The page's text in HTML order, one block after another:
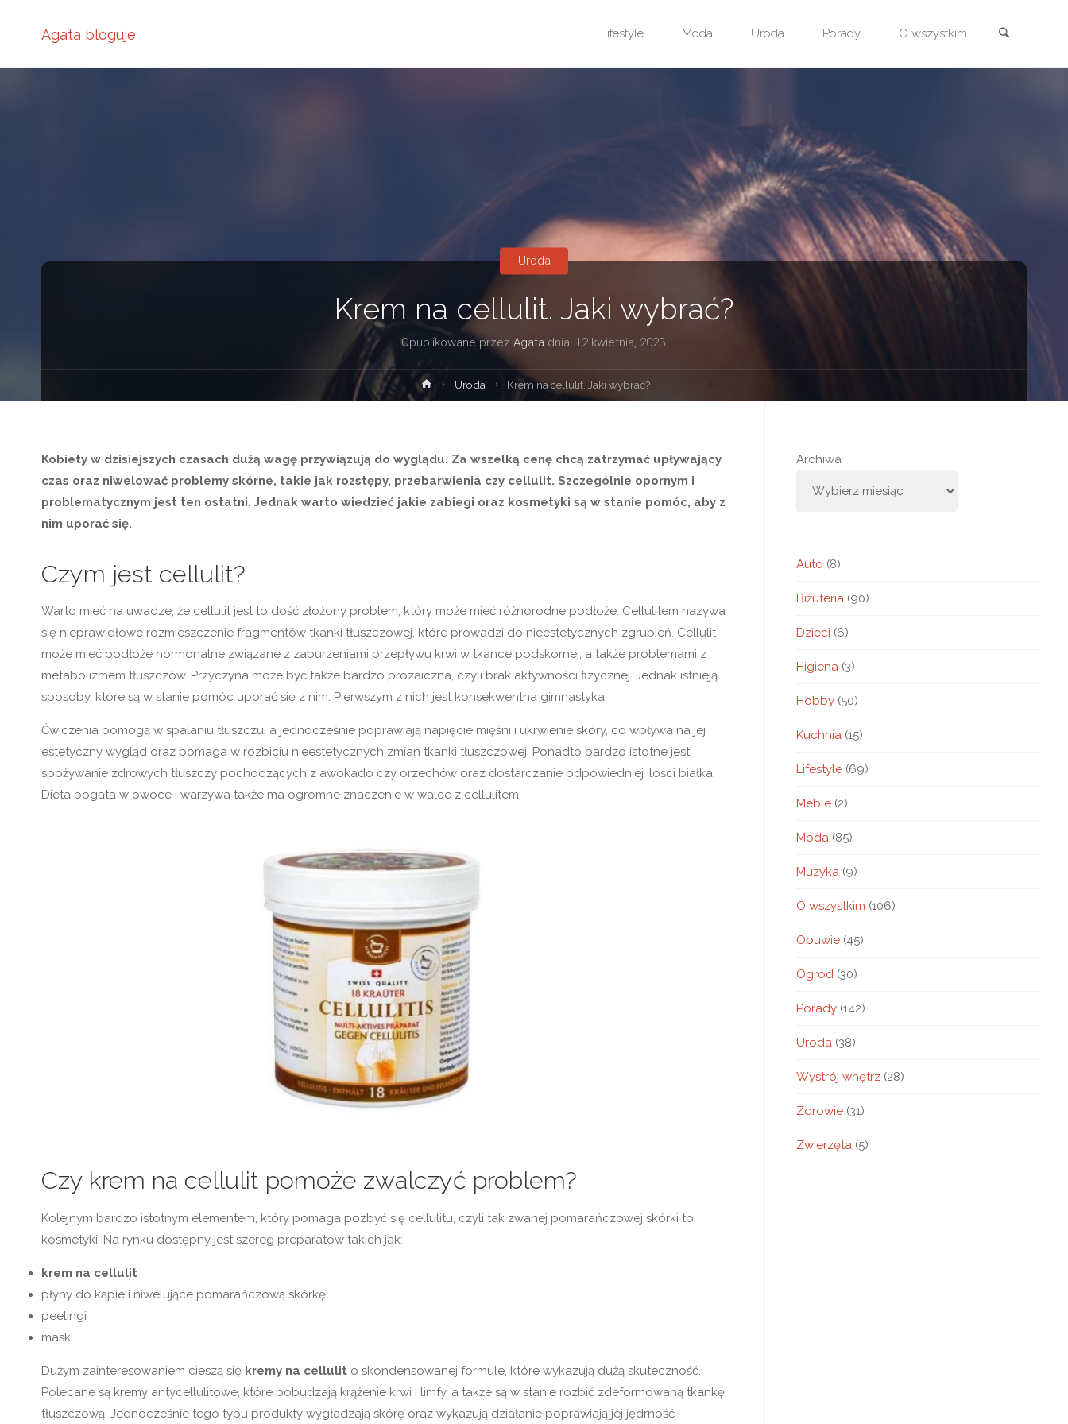
Agata bloguje Lifestyle Moda Uroda Porady O wszystkim
Krem na cellulit. Jaki wybrać?
Opublikowane przez Agata dnia 12 kwietnia, 2023
Uroda
Strona
główna
Uroda Krem na cellulit. Jaki wybrać?
Kobiety w dzisiejszych czasach dużą wagę przywiązują do wyglądu. Za wszelką cenę chcą zatrzymać upływający
czas oraz niwelować problemy skórne, takie jak rozstępy, przebarwienia czy cellulit. Szczególnie opornym i
problematycznym jest ten ostatni. Jednak warto wiedzieć jakie zabiegi oraz kosmetyki są w stanie pomóc, aby z
nim uporać się.
Czym jest cellulit?
Warto mieć na uwadze, że cellulit jest to dość złożony problem, który może mieć różnorodne podłoże. Cellulitem nazywa
się nieprawidłowe rozmieszczenie fragmentów tkanki tłuszczowej, które prowadzi do nieestetycznych zgrubień. Cellulit
może mieć podłoże hormonalne związane z zaburzeniami przepływu krwi w tkance podskórnej, a także problemami z
metabolizmem tłuszczów. Przyczyna może być także bardzo prozaiczna, czyli brak aktywności fizycznej. Jednak istnieją
sposoby, które są w stanie pomóc uporać się z nim. Pierwszym z nich jest konsekwentna gimnastyka.
Ćwiczenia pomogą w spalaniu tłuszczu, a jednocześnie poprawiają napięcie mięśni i ukrwienie skóry, co wpływa na jej
estetyczny wygląd oraz pomaga w rozbiciu nieestetycznych zmian tkanki tłuszczowej. Ponadto bardzo istotne jest
spożywanie zdrowych tłuszczy pochodzących z awokado czy orzechów oraz dostarczanie odpowiedniej ilości białka.
Dieta bogata w owoce i warzywa także ma ogromne znaczenie w walce z cellulitem.
Czy krem na cellulit pomoże zwalczyć problem?
Kolejnym bardzo istotnym elementem, który pomaga pozbyć się cellulitu, czyli tak zwanej pomarańczowej skórki to
kosmetyki. Na rynku dostępny jest szereg preparatów takich jak:
krem na cellulit
płyny do kąpieli niwelujące pomarańczową skórkę
peelingi
maski
Dużym zainteresowaniem cieszą się kremy na cellulit o skondensowanej formule, które wykazują dużą skuteczność.
Polecane są kremy antycellulitowe, które pobudzają krążenie krwi i limfy, a także są w stanie rozbić zdeformowaną tkankę
tłuszczową. Jednocześnie tego typu produkty wygładzają skórę oraz wykazują działanie poprawiają jej jędrność i
Archiwa
Auto (8)
Biżuteria (90)
Dzieci (6)
Higiena (3)
Hobby (50)
Kuchnia (15)
Lifestyle (69)
Meble (2)
Moda (85)
Muzyka (9)
O wszystkim (106)
Obuwie (45)
Ogród (30)
Porady (142)
Uroda (38)
Wystrój wnętrz (28)
Zdrowie (31)
Zwierzęta (5)